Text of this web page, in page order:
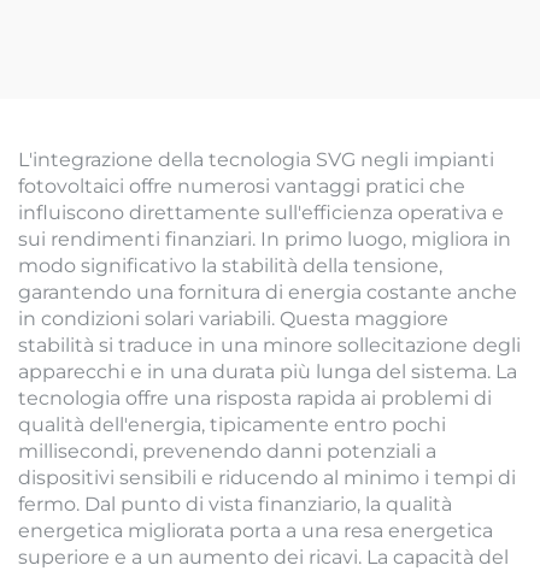
L'integrazione della tecnologia SVG negli impianti
fotovoltaici offre numerosi vantaggi pratici che
influiscono direttamente sull'efficienza operativa e
sui rendimenti finanziari. In primo luogo, migliora in
modo significativo la stabilità della tensione,
garantendo una fornitura di energia costante anche
in condizioni solari variabili. Questa maggiore
stabilità si traduce in una minore sollecitazione degli
apparecchi e in una durata più lunga del sistema. La
tecnologia offre una risposta rapida ai problemi di
qualità dell'energia, tipicamente entro pochi
millisecondi, prevenendo danni potenziali a
dispositivi sensibili e riducendo al minimo i tempi di
fermo. Dal punto di vista finanziario, la qualità
energetica migliorata porta a una resa energetica
superiore e a un aumento dei ricavi. La capacità del